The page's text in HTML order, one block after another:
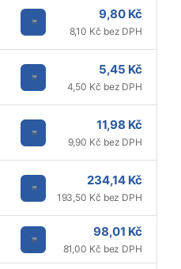
9,80 Kč
8,10 Kč bez DPH
5,45 Kč
4,50 Kč bez DPH
11,98 Kč
9,90 Kč bez DPH
234,14 Kč
193,50 Kč bez DPH
98,01 Kč
81,00 Kč bez DPH